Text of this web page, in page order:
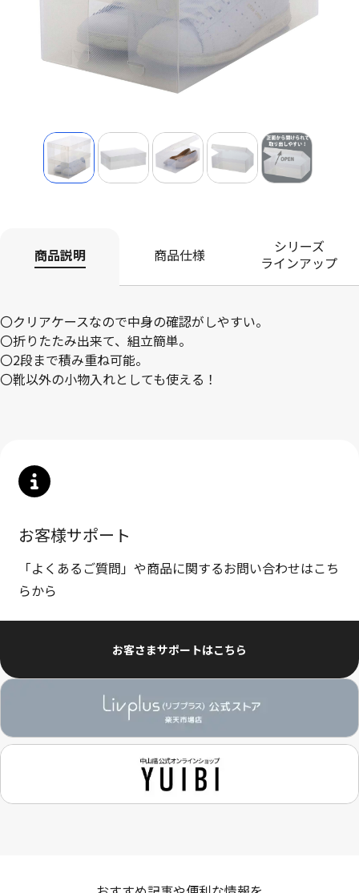
商品説明 商品仕様
シリーズ
ラインアップ
〇クリアケースなので中身の確認がしやすい。
〇折りたたみ出来て、組立簡単。
〇2段まで積み重ね可能。
〇靴以外の小物入れとしても使える！
お客様サポート
「よくあるご質問」や商品に関するお問い合わせはこち
らから
お客さまサポートはこちら